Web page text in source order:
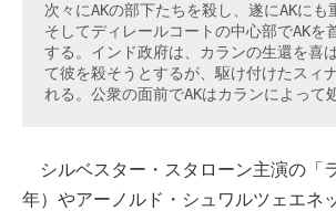
次々にAKの部下たちを殺し、遂にAKにも
そしてディレールコートの中心部でAKを
する。インド政府は、カランの生還を喜
て彼を殺そうとするが、駆け付けたスィ
れる。公衆の面前でAKはカランによって
シルベスター・スタローン主演の「
年）やアーノルド・シュワルツェエネ